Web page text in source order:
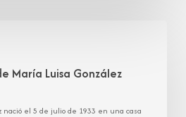
María Luisa González
nació el 5 de julio de 1933 en una casa